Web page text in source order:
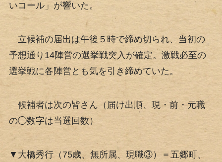
いコール」が響いた。
立候補の届出は午後５時で締め切られ、当初の
予想通り14陣営の選挙戦突入が確定。激戦必至の
選挙戦に各陣営とも気を引き締めていた。
候補者は次の皆さん（届け出順、現・前・元職
の◯数字は当選回数）
▼大橋秀行（75歳、無所属、現職③）＝五郷町、